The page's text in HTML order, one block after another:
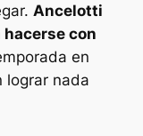
Ancelotti
con
en
lograr nada